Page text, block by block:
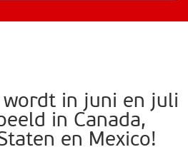
wordt in juni en juli
in Canada,
en Mexico!